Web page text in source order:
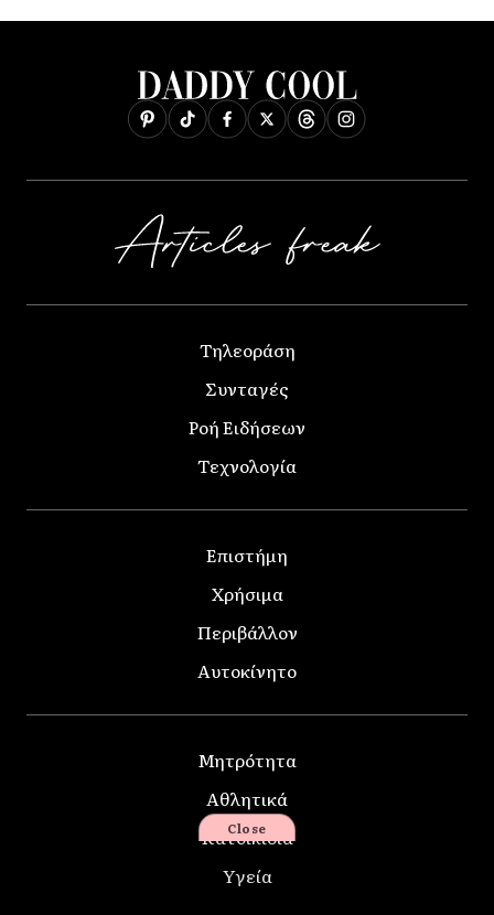
Τηλεοράση
Συνταγές
Ροή Ειδήσεων
Τεχνολογία
Επιστήμη
Χρήσιμα
Περιβάλλον
Αυτοκίνητο
Μητρότητα
Αθλητικά
Κατοικίδια
Υγεία
Close